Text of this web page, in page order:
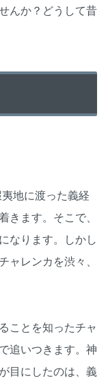
んか？どうして昔
夷地に渡った義経
きます。そこで、
なります。しかし
ャレンカを渋々、
ことを知ったチャ
追いつきます。神
目にしたのは、義